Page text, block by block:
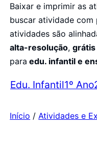
Baixar e imprimir as
buscar atividade com
atividades são
alta-resolução,grátis
para edu. infantil e
Edu. Infantil1º Ano
Início / Atividades e